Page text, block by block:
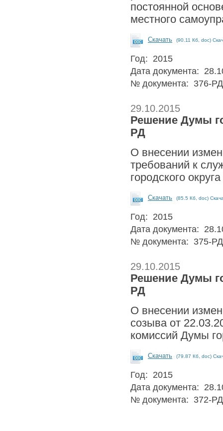
постоянной
местного
Скачать (90.11 Кб, doc)
Год: 2015
Дата документа:
№ документа: 376-РД
29.10.2015
Решение Думы
РД
О внесении
требований к
городского
Скачать (85.5 Кб, doc)
Год: 2015
Дата документа:
№ документа: 375-РД
29.10.2015
Решение Думы
РД
О внесении
созыва от
комиссий Думы
Скачать (79.87 Кб, doc)
Год: 2015
Дата документа:
№ документа: 372-РД